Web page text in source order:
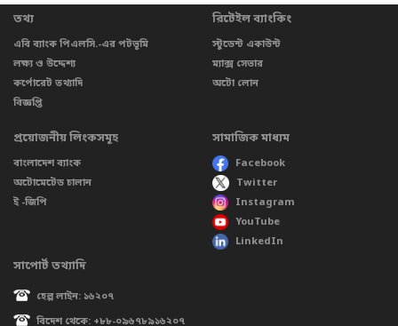
তথ্য
এবি ব্যাংক পিএলসি.-এর পটভূমি
লক্ষ্য ও উদ্দেশ্য
কর্পোরেট তথ্যাদি
বিজ্ঞপ্তি
রিটেইল ব্যাংকিং
স্টুডেন্ট একাউন্ট
ম্যাক্স সেভার
অটো লোন
প্রয়োজনীয় লিংকসমূহ
বাংলাদেশ ব্যাংক
অটোমেটেড চালান
ই -জিপি
সামাজিক মাধ্যম
Facebook
Twitter
Instagram
YouTube
LinkedIn
সাপোর্ট তথ্যাদি
হেল্প লাইন: ১৬২০৭
বিদেশ থেকে: +৮৮-০৯৬৭৮৯১৬২০৭